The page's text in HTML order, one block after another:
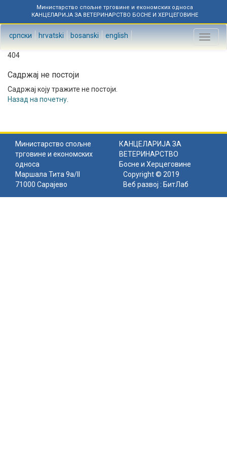
Министарство спољне трговине и економских односа
КАНЦЕЛАРИЈА ЗА ВЕТЕРИНАРСТВО БОСНЕ И ХЕРЦЕГОВИНЕ
српски hrvatski bosanski english
Toggle
404
Садржај не постоји
Садржај коју тражите не постоји.
Назад на почетну
Министарство спољне
трговине и економских
односа
КАНЦЕЛАРИЈА ЗА
ВЕТЕРИНАРСТВО
Босне и Херцеговине
Маршала Тита 9а/II
71000 Сарајево
Copyright © 2019
Веб развој : БитЛаб